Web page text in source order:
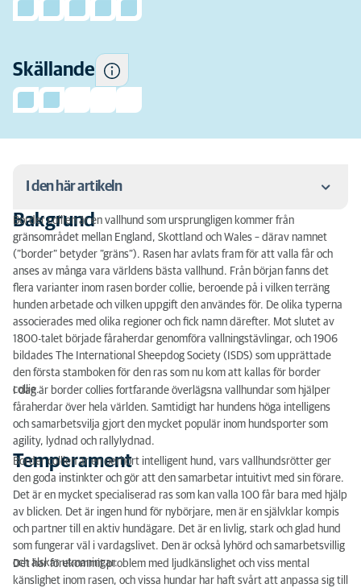
Skällande
I den här artikeln
Bakgrund
Temperament
Pälsvård
Träning
Storlek och vikt
Färg
Ärftliga sjukdomar
Foder
Typ
Bakgrund
Border collien är en vallhund som ursprungligen kommer från
gränsområdet mellan England, Skottland och Wales – därav namnet
(”border” betyder ”gräns”). Rasen har avlats fram för att valla får och
anses av många vara världens bästa vallhund. Från början fanns det
flera varianter inom rasen border collie, beroende på i vilken terräng
hunden arbetade och vilken uppgift den användes för. De olika typerna
associerades med olika regioner och fick namn därefter. Mot slutet av
1800-talet började fåraherdar genomföra vallningstävlingar, och 1906
bildades The International Sheepdog Society (ISDS) som upprättade
den första stamboken för den ras som nu kom att kallas för border
collie.
I dag är border collies fortfarande överlägsna vallhundar som hjälper
fåraherdar över hela världen. Samtidigt har hundens höga intelligens
och samarbetsvilja gjort den mycket populär inom hundsporter som
agility, lydnad och rallylydnad.
Temperament
Border collien är en oerhört intelligent hund, vars vallhundsrötter ger
den goda instinkter och gör att den samarbetar intuitivt med sin förare.
Det är en mycket specialiserad ras som kan valla 100 får bara med hjälp
av blicken. Det är ingen hund för nybörjare, men är en självklar kompis
och partner till en aktiv hundägare. Det är en livlig, stark och glad hund
som fungerar väl i vardagslivet. Den är också lyhörd och samarbetsvillig
och älskar utmaningar.
Det har förekommit problem med ljudkänslighet och viss mental
känslighet inom rasen, och vissa hundar har haft svårt att anpassa sig till